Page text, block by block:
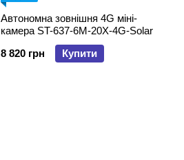
Автономна зовнішня 4G міні-
камера ST-637-6M-20X-4G-Solar
8 820 грн
Купити